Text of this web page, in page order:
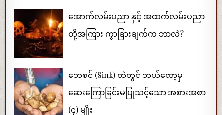
အောက်လမ်းပညာ နှင့် အထက်လမ်းပညာ
တို့အကြား ကွာခြားချက်က ဘာလဲ?
ဘေစင် (Sink) ထဲတွင် ဘယ်တော့မှ
ဆေးကြောခြင်းမပြုသင့်သော အစားအစာ
(၄) မျိုး